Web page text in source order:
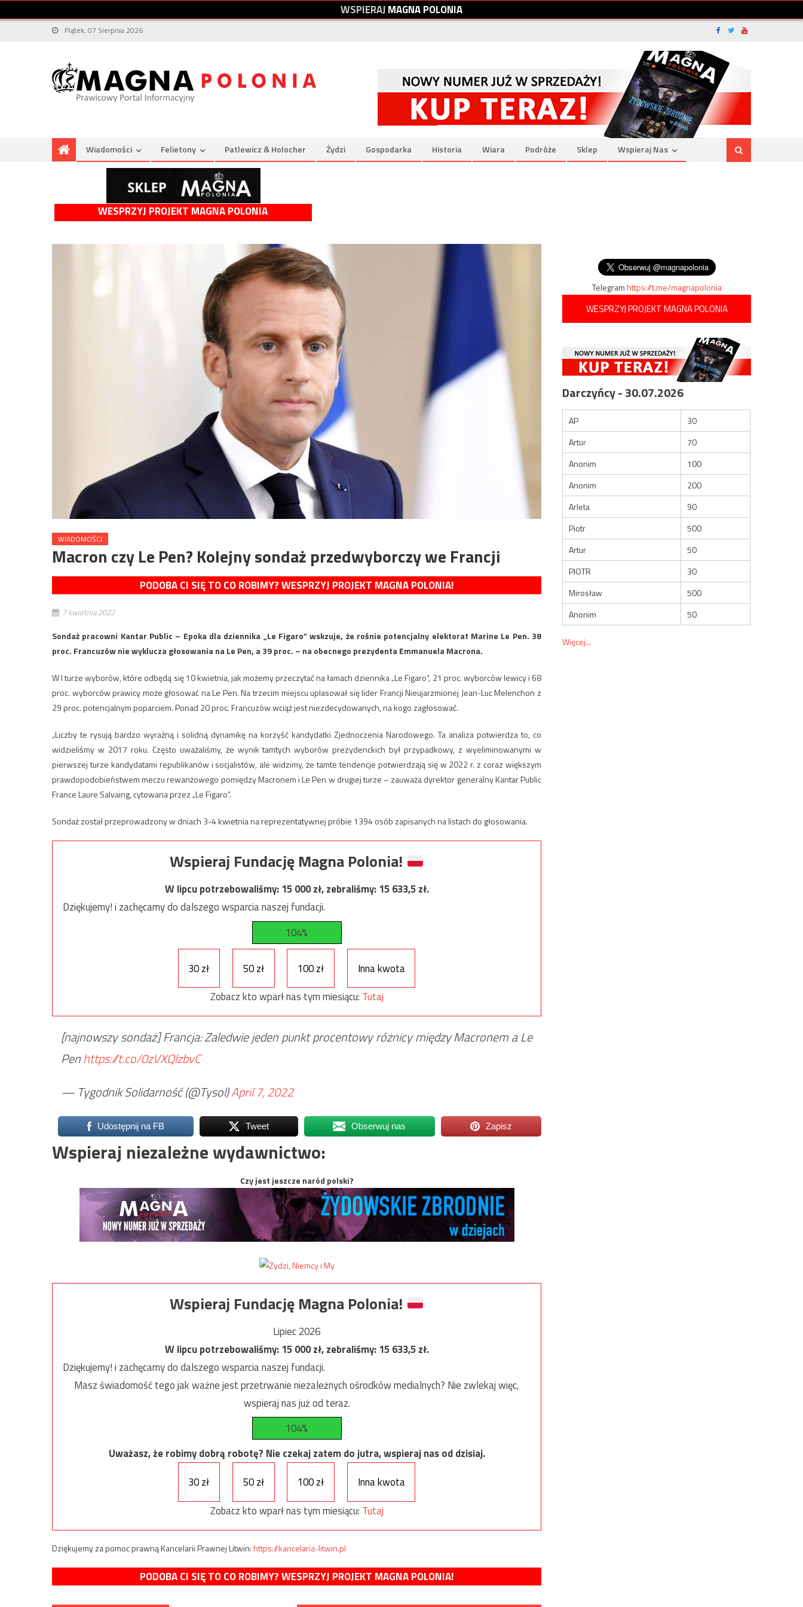
WSPIERAJMAGNAPOLONIA
Piątek, 07 Sierpnia 2026
Wiadomości Felietony Patlewicz & Holocher Żydzi Gospodarka Historia Wiara Podróże Sklep Wspieraj Nas
WESPRZYJ PROJEKT MAGNA POLONIA
WIADOMOŚCI
Macron czy Le Pen? Kolejny sondaż przedwyborczy we Francji
PODOBA CI SIĘ TO CO ROBIMY? WESPRZYJ PROJEKT MAGNA POLONIA!
7 kwietnia 2022
Sondaż pracowni Kantar Public – Epoka dla dziennika „Le Figaro” wskzuje, że rośnie potencjalny elektorat Marine Le Pen. 38
proc. Francuzów nie wyklucza głosowania na Le Pen, a 39 proc. – na obecnego prezydenta Emmanuela Macrona.
W I turze wyborów, które odbędą się 10 kwietnia, jak możemy przeczytać na łamach dziennika „Le Figaro”, 21 proc. wyborców lewicy i 68
proc. wyborców prawicy może głosować na Le Pen. Na trzecim miejscu uplasował się lider Francji Nieujarzmionej Jean-Luc Melenchon z
29 proc. potencjalnym poparciem. Ponad 20 proc. Francuzów wciąż jest niezdecydowanych, na kogo zagłosować.
„Liczby te rysują bardzo wyraźną i solidną dynamikę na korzyść kandydatki Zjednoczenia Narodowego. Ta analiza potwierdza to, co
widzieliśmy w 2017 roku. Często uważaliśmy, że wynik tamtych wyborów prezydenckich był przypadkowy, z wyeliminowanymi w
pierwszej turze kandydatami republikanów i socjalistów, ale widzimy, że tamte tendencje potwierdzają się w 2022 r. z coraz większym
prawdopodobieństwem meczu rewanżowego pomiędzy Macronem i Le Pen w drugiej turze – zauważa dyrektor generalny Kantar Public
France Laure Salvaing, cytowana przez „Le Figaro”.
Sondaż został przeprowadzony w dniach 3-4 kwietnia na reprezentatywnej próbie 1394 osób zapisanych na listach do głosowania.
Wspieraj Fundację Magna Polonia!
W lipcu potrzebowaliśmy:15 000zł, zebraliśmy:15 633,5zł.
Dziękujemy! i zachęcamy do dalszego wsparcia naszej fundacji.
104%
30 zł 50 zł 100 zł
Inna kwota
Zobacz kto wparł nas tym miesiącu: Tutaj
[najnowszy sondaż] Francja: Zaledwie jeden punkt procentowy różnicy między Macronem a Le
Penhttps://t.co/0zVXQlzbvC
— Tygodnik Solidarność (@Tysol)April 7, 2022
Udostępnij na FB Tweet Obserwuj nas Zapisz
Wspieraj niezależne wydawnictwo:
Czy jest jeszcze naród polski?
Wspieraj Fundację Magna Polonia!
Lipiec 2026
W lipcu potrzebowaliśmy:15 000zł, zebraliśmy:15 633,5zł.
Dziękujemy! i zachęcamy do dalszego wsparcia naszej fundacji.
Masz świadomość tego jak ważne jest przetrwanie niezależnych ośrodków medialnych? Nie zwlekaj więc,
wspieraj nas już od teraz.
104%
Uważasz, że robimy dobrą robotę? Nie czekaj zatem do jutra, wspieraj nas od dzisiaj.
30 zł
50 zł 100 zł
Inna kwota
Zobacz kto wparł nas tym miesiącu: Tutaj
Dziękujemy za pomoc prawną Kancelarii Prawnej Litwin:https://kancelaria-litwin.pl
PODOBA CI SIĘ TO CO ROBIMY? WESPRZYJ PROJEKT MAGNA POLONIA!
Telegramhttps://t.me/magnapolonia
WESPRZYJ PROJEKT MAGNA POLONIA
Darczyńcy - 30.07.2026
AP
30
Artur
70
Anonim
100
Anonim
200
Arleta
90
Piotr
500
Artur
50
PIOTR
30
Mirosław
500
Anonim
50
Więcej...